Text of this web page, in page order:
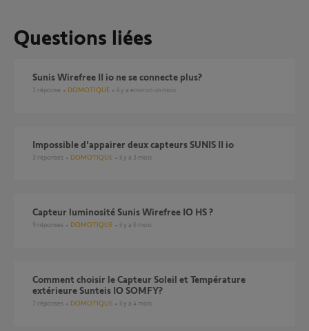
Questions liées
Sunis Wirefree II io ne se connecte plus?
1 réponse DOMOTIQUE il y a environ un mois
Impossible d'appairer deux capteurs SUNIS II io
3 réponses DOMOTIQUE il y a 3 mois
Capteur luminosité Sunis Wirefree IO HS ?
9 réponses DOMOTIQUE il y a 6 mois
comment choisir le Capteur Soleil et Température
extérieure Sunteis IO SOMFY?
7 réponses DOMOTIQUE il y a 4 mois